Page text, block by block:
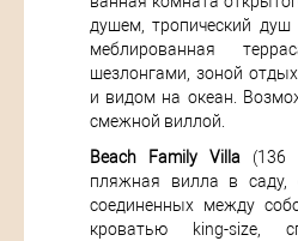
душем, тропический душ
меблированная
шезлонгами, зоной
и видом на океан.
смежной виллой.
Beach Family Villa (136
пляжная вилла в саду,
соединенных между
кроватью king-size,